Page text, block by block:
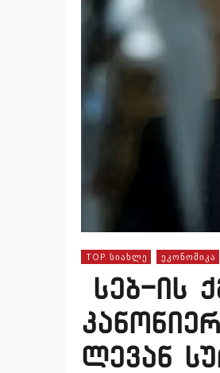
TOP ᲡᲘᲐᲮᲚᲔ ᲔᲙᲝᲜᲝᲛᲘᲙᲐ
სებ-ის
ლევან